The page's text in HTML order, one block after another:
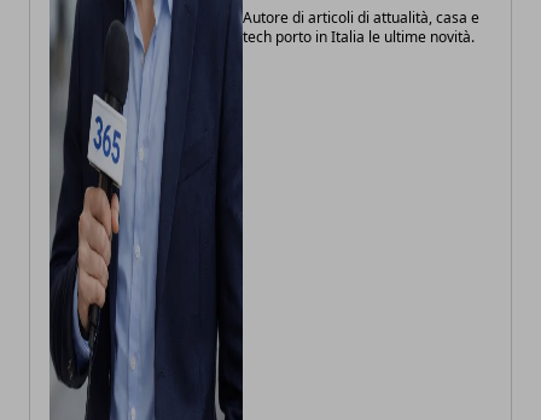
Autore di articoli di attualità, casa e
tech porto in Italia le ultime novità.